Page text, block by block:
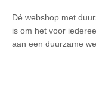
Dé webshop met
is om het voor
aan een duurzame